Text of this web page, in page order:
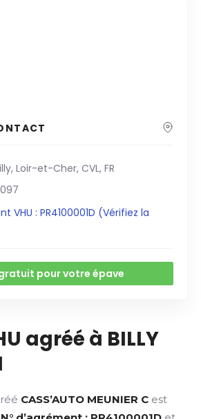
Loir-et-Cher, CVL, FR
VHU : PR4100001D (Vérifiez la
pour votre épave
agréé à BILLY
CASS’AUTO MEUNIER C est